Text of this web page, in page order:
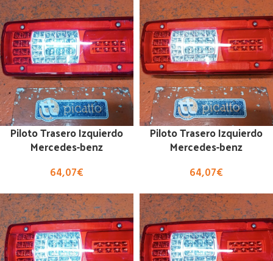
Piloto Trasero Izquierdo
Mercedes-benz
64,07€
Piloto Trasero Izquierdo
Mercedes-benz
64,07€